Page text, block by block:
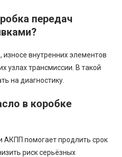
передач
внутренних элементов
узлах трансмиссии. В такой
на диагностику.
в коробке
помогает продлить срок
риск серьёзных